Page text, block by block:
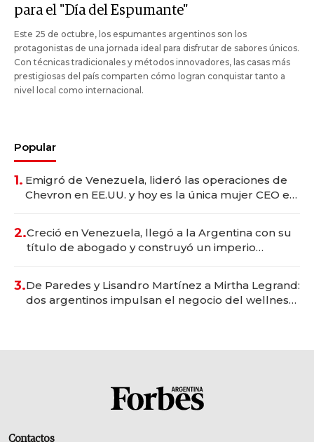
para el "Día del Espumante"
Este 25 de octubre, los espumantes argentinos son los
protagonistas de una jornada ideal para disfrutar de sabores únicos.
Con técnicas tradicionales y métodos innovadores, las casas más
prestigiosas del país comparten cómo logran conquistar tanto a
nivel local como internacional.
Popular
1. Emigró de Venezuela, lideró las operaciones de
Chevron en EE.UU. y hoy es la única mujer CEO en
2.Creció en Venezuela, llegó a la Argentina con su
título de abogado y construyó un imperio
3.De Paredes y Lisandro Martínez a Mirtha Legrand:
dos argentinos impulsan el negocio del wellness
Contactos